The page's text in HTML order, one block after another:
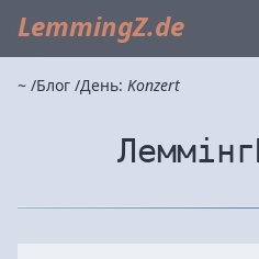
LemmingZ.de
~ Блог День: Konzert